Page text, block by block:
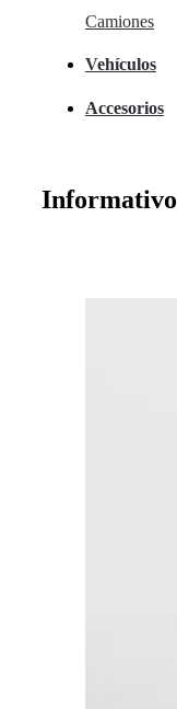
Camiones
Vehículos
Accesorios
Informativo